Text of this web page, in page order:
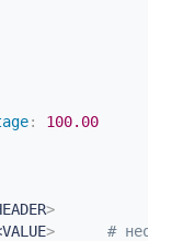
:
100.00
>
> #